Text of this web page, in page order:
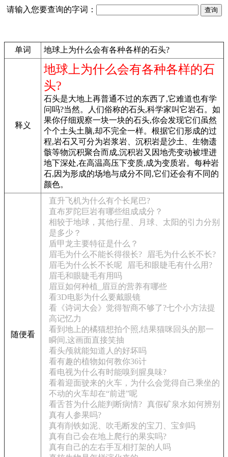
请输入您要查询的字词：
单词 地球上为什么会有各种各样的石头?
释义
地球上为什么会有各种各样的石
头?
石头是大地上再普通不过的东西了,它难道也有学
问吗?当然。人们俗称的石头,科学家叫它岩石。如
果你仔细观察一块一块的石头,你会发现它们虽然
个个土头土脑,却不完全一样。根据它们形成的过
程,岩石又可分为岩浆岩、沉积岩是沙土、生物遗
骸等物沉积聚合而成,沉积岩又因地壳变动被埋进
地下深处,在高温高压下变质,成为变质岩。每种岩
石,因为形成的场地与成分不同,它们还会有不同的
颜色。
随便看
直升飞机为什么有个长尾巴?
直布罗陀巨岩有哪些组成成分？
相较于地球，其他行星、月球、太阳的引力分别
是多少？
盾甲龙主要特征是什么？
眉毛为什么不能长得很长?
眉毛为什么长不长?
眉毛为什么长不长呢
眉毛和眼睫毛有什么用?
眉毛和眼睫毛有用吗
眉豆如何种植_眉豆的营养有哪些
看3D电影为什么要戴眼镜
看《诗词大会》觉得智商不够了?七个小方法提
高记忆力
看到地上的橘猫想拍个照,结果猫咪回头的那一
瞬间,这画面直接笑抽
看头颅就能知道人的好坏吗
看有趣的植物如何教你36计
看电视为什么有时能嗅到腥臭味?
看着迎面驶来的火车，为什么会觉得自己乘坐的
不动的火车却在“前进”呢
看舌苔为什么能判断病情? 真假矿泉水如何辨别
真有人参果吗?
真有削铁如泥、吹毛断发的宝刀、宝剑吗
真有自己会在地上爬行的果实吗?
真有自己的左右手互相打架的人吗